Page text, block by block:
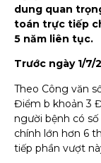
dung quan
toán trực tiếp
5 năm liên tục.
Trước ngày 1/
Theo Công văn
Điểm b khoản 3
người bệnh có
chính lớn hơn 6
tiếp phần vượt